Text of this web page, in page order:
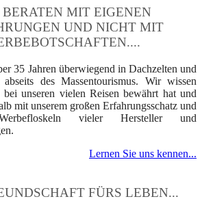
MIT EIGENEN
UND NICHT MIT
35 Jahren überwiegend in Dachzelten und
abseits des Massentourismus. Wir wissen
bei unseren vielen Reisen bewährt hat und
mit unserem großen Erfahrungsschatz und
vieler Hersteller und
Lernen Sie uns kennen...
FÜRS LEBEN...